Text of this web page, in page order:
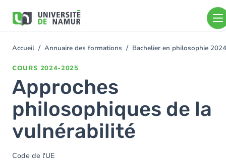
contenu
You
Accueil Annuaire des formations Bachelier en philosophie
COURS 2024-2025
Approches
philosophiques de la
vulnérabilité
Code de l'UE